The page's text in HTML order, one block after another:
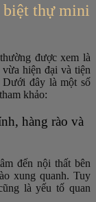
biệt thự mini
được xem là
hiện đại và tiện
Dưới đây là một số
khảo:
hàng rào và
đến nội thất bên
xung quanh. Tuy
là yếu tố quan